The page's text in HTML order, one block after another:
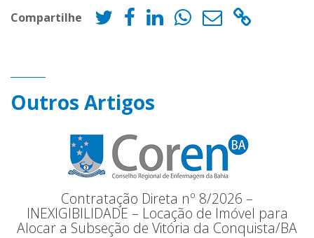
Compartilhe
Outros Artigos
Contratação Direta nº 8/2026 –
INEXIGIBILIDADE – Locação de Imóvel para
Alocar a Subseção de Vitória da Conquista/BA